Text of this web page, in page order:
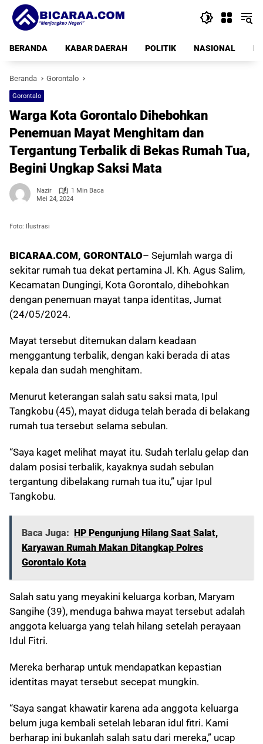
Langsung
konten
BERANDA
KABAR DAERAH POLITIK NASIONAL
Beranda Gorontalo
Gorontalo
Warga Kota Gorontalo Dihebohkan
Penemuan Mayat Menghitam dan
Tergantung Terbalik di Bekas Rumah Tua,
Begini Ungkap Saksi Mata
Nazir
1 Min Baca
Mei 24, 2024
Foto: Ilustrasi
BICARAA.COM, GORONTALO– Sejumlah warga di
sekitar rumah tua dekat pertamina Jl. Kh. Agus Salim,
Kecamatan Dungingi, Kota Gorontalo, dihebohkan
dengan penemuan mayat tanpa identitas, Jumat
(24/05/2024.
Mayat tersebut ditemukan dalam keadaan
menggantung terbalik, dengan kaki berada di atas
kepala dan sudah menghitam.
Menurut keterangan salah satu saksi mata, Ipul
Tangkobu (45), mayat diduga telah berada di belakang
rumah tua tersebut selama sebulan.
“Saya kaget melihat mayat itu. Sudah terlalu gelap dan
dalam posisi terbalik, kayaknya sudah sebulan
tergantung dibelakang rumah tua itu,” ujar Ipul
Tangkobu.
Baca Juga: HP Pengunjung Hilang Saat Salat,
Karyawan Rumah Makan Ditangkap Polres
Gorontalo Kota
Salah satu yang meyakini keluarga korban, Maryam
Sangihe (39), menduga bahwa mayat tersebut adalah
anggota keluarga yang telah hilang setelah perayaan
Idul Fitri.
Mereka berharap untuk mendapatkan kepastian
identitas mayat tersebut secepat mungkin.
“Saya sangat khawatir karena ada anggota keluarga
belum juga kembali setelah lebaran idul fitri. Kami
berharap ini bukanlah salah satu dari mereka,” ucap